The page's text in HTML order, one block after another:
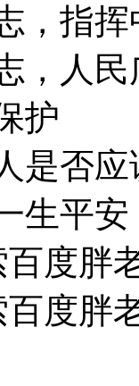
，指
，人
护
是否
生平安
度胖
度胖